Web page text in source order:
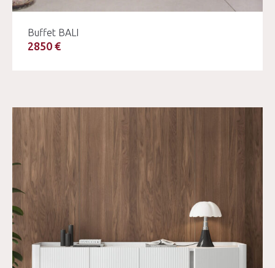
Buffet BALI
2850 €